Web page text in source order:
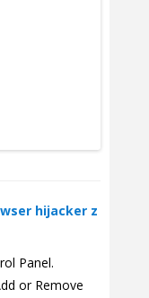
hijacker z
Panel.
or Remove